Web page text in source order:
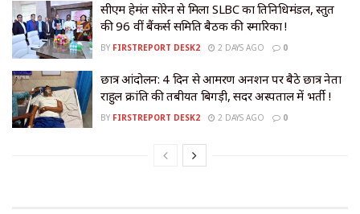
सीएम हेमंत सोरेन से मिला SLBC का प्रतिनिधिमंडल, प्रस्तुत
की 96 वीं बैंकर्स समिति बैठक की स्मारिका !
BY FIRSTREPORT DESK2 2 DAYS AGO 0
छात्र आंदोलन: 4 दिन से आमरण अनशन पर बैठे छात्र नेता
राहुल क्रांति की तबीयत बिगड़ी, सदर अस्पताल में भर्ती !
BY FIRSTREPORT DESK2 2 DAYS AGO 0